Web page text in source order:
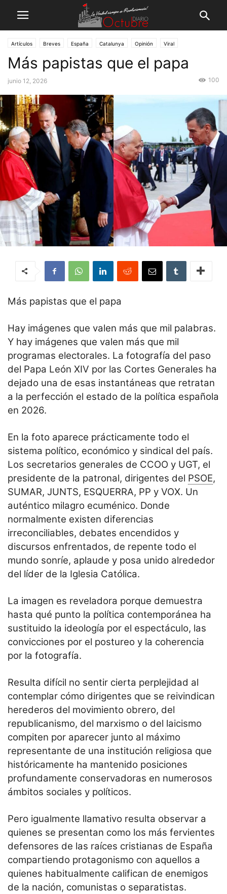
Artículos Breves España Catalunya Opinión Viral
Más papistas que el papa
junio 12, 2026 100
Más papistas que el papa
Hay imágenes que valen más que mil palabras.
Y hay imágenes que valen más que mil
programas electorales. La fotografía del paso
del Papa León XIV por las Cortes Generales ha
dejado una de esas instantáneas que retratan
a la perfección el estado de la política española
en 2026.
En la foto aparece prácticamente todo el
sistema político, económico y sindical del país.
Los secretarios generales de CCOO y UGT, el
presidente de la patronal, dirigentes del PSOE,
SUMAR, JUNTS, ESQUERRA, PP y VOX. Un
auténtico milagro ecuménico. Donde
normalmente existen diferencias
irreconciliables, debates encendidos y
discursos enfrentados, de repente todo el
mundo sonríe, aplaude y posa unido alrededor
del líder de la Iglesia Católica.
La imagen es reveladora porque demuestra
hasta qué punto la política contemporánea ha
sustituido la ideología por el espectáculo, las
convicciones por el postureo y la coherencia
por la fotografía.
Resulta difícil no sentir cierta perplejidad al
contemplar cómo dirigentes que se reivindican
herederos del movimiento obrero, del
republicanismo, del marxismo o del laicismo
compiten por aparecer junto al máximo
representante de una institución religiosa que
históricamente ha mantenido posiciones
profundamente conservadoras en numerosos
ámbitos sociales y políticos.
Pero igualmente llamativo resulta observar a
quienes se presentan como los más fervientes
defensores de las raíces cristianas de España
compartiendo protagonismo con aquellos a
quienes habitualmente califican de enemigos
de la nación, comunistas o separatistas.